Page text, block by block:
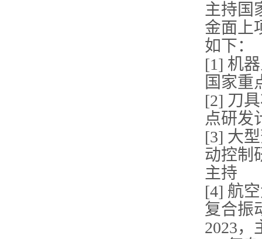
主持国
金面上
如下：
[1] 机
国家重
[2] 刀
点研发
[3] 大
动控制
主持
[4] 航
复合振
2023，